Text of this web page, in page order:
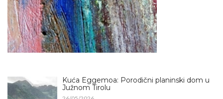
Kuća Eggemoa: Porodični planinski dom u
Južnom Tirolu